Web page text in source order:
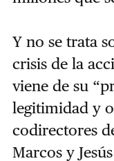
Y no se trata
crisis de la
viene de su
legitimidad y
codirectores
Marcos y